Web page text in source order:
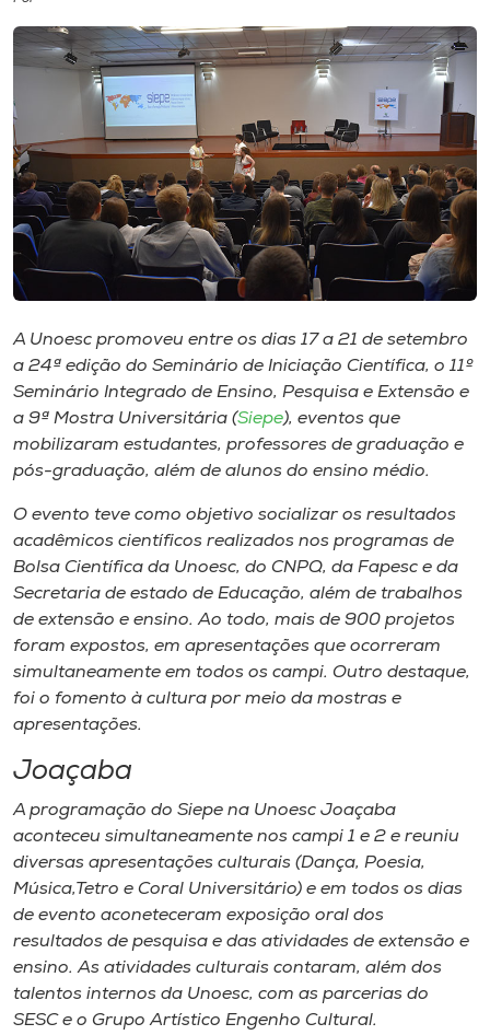
Cultura
Biblioteca
Editora
Rádio
Museu
Unoesc
Store
Selecione
o idioma
A Unoesc promoveu entre os dias 17 a 21 de setembro
a 24ª edição do Seminário de Iniciação Científica, o 11º
Seminário Integrado de Ensino, Pesquisa e Extensão e
a 9ª Mostra Universitária (Siepe), eventos que
mobilizaram estudantes, professores de graduação e
pós-graduação, além de alunos do ensino médio.
O evento teve como objetivo socializar os resultados
acadêmicos científicos realizados nos programas de
Bolsa Científica da Unoesc, do CNPQ, da Fapesc e da
Secretaria de estado de Educação, além de trabalhos
de extensão e ensino. Ao todo, mais de 900 projetos
foram expostos, em apresentações que ocorreram
simultaneamente em todos os campi. Outro destaque,
foi o fomento à cultura por meio da mostras e
apresentações.
Joaçaba
A programação do Siepe na Unoesc Joaçaba
aconteceu simultaneamente nos campi 1 e 2 e reuniu
diversas apresentações culturais (Dança, Poesia,
Música,Tetro e Coral Universitário) e em todos os dias
de evento aconeteceram exposição oral dos
resultados de pesquisa e das atividades de extensão e
ensino. As atividades culturais contaram, além dos
talentos internos da Unoesc, com as parcerias do
SESC e o Grupo Artístico Engenho Cultural.